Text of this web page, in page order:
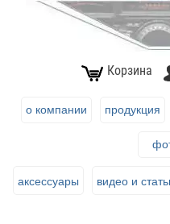
Корзина
о компании продукция
аксессуары видео и